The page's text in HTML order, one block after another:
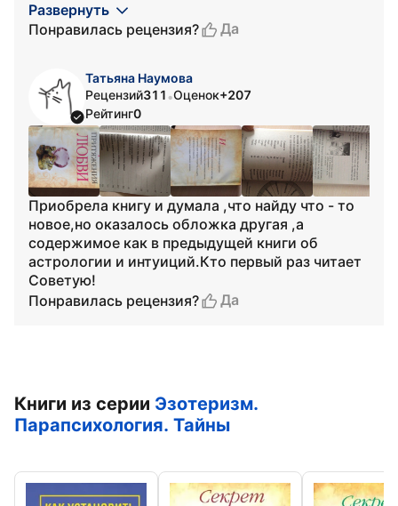
Развернуть
Понравилась рецензия?
Да
Татьяна Наумова
Рецензий311 •Оценок+207
Рейтинг0
Приобрела книгу и думала ,что найду что - то
новое,но оказалось обложка другая ,а
содержимое как в предыдущей книги об
астрологии и интуиций.Кто первый раз читает
Советую!
Понравилась рецензия?
Да
Книги из серии Эзотеризм.
Парапсихология. Тайны